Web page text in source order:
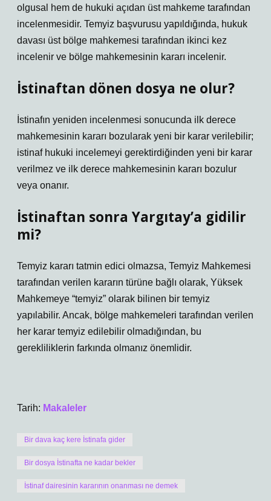
olgusal hem de hukuki açıdan üst mahkeme tarafından
incelenmesidir. Temyiz başvurusu yapıldığında, hukuk
davası üst bölge mahkemesi tarafından ikinci kez
incelenir ve bölge mahkemesinin kararı incelenir.
İstinaftan dönen dosya ne olur?
İstinafın yeniden incelenmesi sonucunda ilk derece
mahkemesinin kararı bozularak yeni bir karar verilebilir;
istinaf hukuki incelemeyi gerektirdiğinden yeni bir karar
verilmez ve ilk derece mahkemesinin kararı bozulur
veya onanır.
İstinaftan sonra Yargıtay’a gidilir
mi?
Temyiz kararı tatmin edici olmazsa, Temyiz Mahkemesi
tarafından verilen kararın türüne bağlı olarak, Yüksek
Mahkemeye “temyiz” olarak bilinen bir temyiz
yapılabilir. Ancak, bölge mahkemeleri tarafından verilen
her karar temyiz edilebilir olmadığından, bu
gerekliliklerin farkında olmanız önemlidir.
Tarih: Makaleler
Bir dava kaç kere İstinafa gider
Bir dosya İstinafta ne kadar bekler
İstinaf dairesinin kararının onanması ne demek